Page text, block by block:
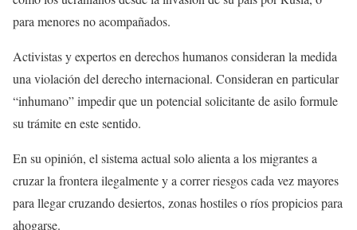
para menores no acompañados.
Activistas y expertos en derechos humanos consideran la medida
una violación del derecho internacional. Consideran en particular
“inhumano” impedir que un potencial solicitante de asilo formule
su trámite en este sentido.
En su opinión, el sistema actual solo alienta a los migrantes a
cruzar la frontera ilegalmente y a correr riesgos cada vez mayores
para llegar cruzando desiertos, zonas hostiles o ríos propicios para
ahogarse.